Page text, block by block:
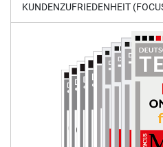
KUNDENZUFRIEDENHEIT